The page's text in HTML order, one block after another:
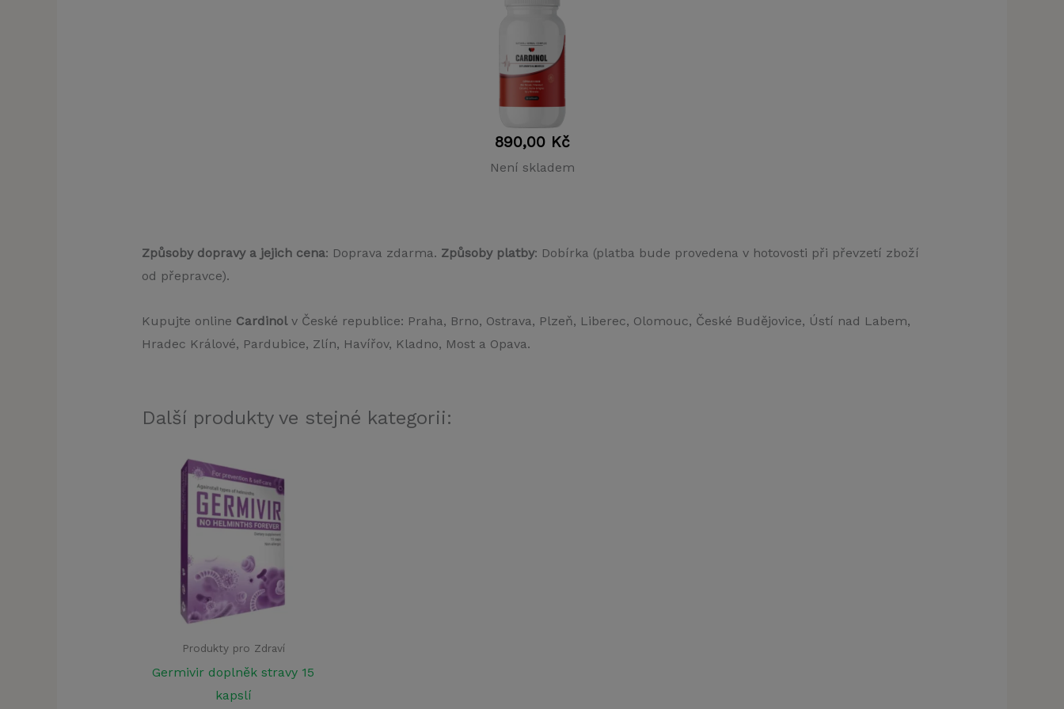
890,00 Kč
Není skladem
Způsoby dopravy a jejich cena: Doprava zdarma. Způsoby platby: Dobírka (platba bude provedena v hotovosti při převzetí zboží
od přepravce).
Kupujte online Cardinolv České republice: Praha, Brno, Ostrava, Plzeň, Liberec, Olomouc, České Budějovice, Ústí nad Labem,
Hradec Králové, Pardubice, Zlín, Havířov, Kladno, Most a Opava.
Další produkty ve stejné kategorii:
Produkty pro Zdraví
Germivir doplněk stravy 15
kapslí